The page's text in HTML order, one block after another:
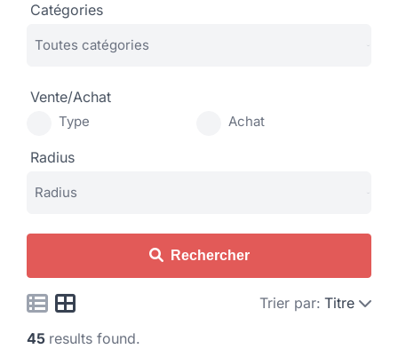
Catégories
Vente/Achat
Type Achat
Radius
Rechercher
Trier par: Titre
45 results found.